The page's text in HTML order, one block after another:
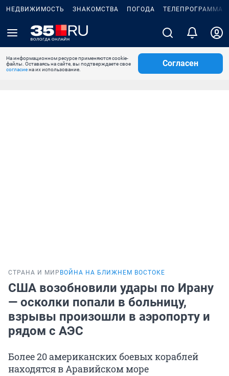
НЕДВИЖИМОСТЬ ЗНАКОМСТВА ПОГОДА ТЕЛЕПРОГРАММА
На информационном ресурсе применяются cookie-
файлы. Оставаясь на сайте, вы подтверждаете свое
согласиена их использование.
Согласен
СТРАНА И МИР ВОЙНА НА БЛИЖНЕМ ВОСТОКЕ
США возобновили удары по Ирану
— осколки попали в больницу,
взрывы произошли в аэропорту и
рядом с АЭС
Более 20 американских боевых кораблей
находятся в Аравийском море